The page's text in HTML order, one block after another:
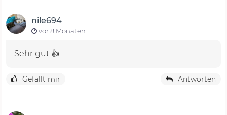
nile694
vor 8 Monaten
Sehr gut 👍
Gefällt mir Antworten